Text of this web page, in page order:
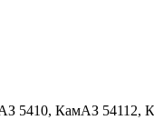
5410, КамАЗ 54112,